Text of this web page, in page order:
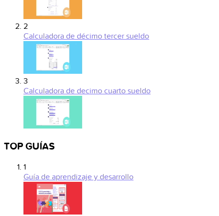
2
Calculadora de décimo tercer sueldo
3
Calculadora de decimo cuarto sueldo
TOP GUÍAS
1
Guía de aprendizaje y desarrollo